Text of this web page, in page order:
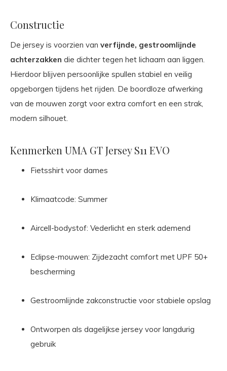
Constructie
De jersey is voorzien van verfijnde, gestroomlijnde
achterzakken die dichter tegen het lichaam aan liggen.
Hierdoor blijven persoonlijke spullen stabiel en veilig
opgeborgen tijdens het rijden. De boordloze afwerking
van de mouwen zorgt voor extra comfort en een strak,
modern silhouet.
Kenmerken UMA GT Jersey S11 EVO
Fietsshirt voor dames
Klimaatcode: Summer
Aircell-bodystof: Vederlicht en sterk ademend
Eclipse-mouwen: Zijdezacht comfort met UPF 50+
bescherming
Gestroomlijnde zakconstructie voor stabiele opslag
Ontworpen als dagelijkse jersey voor langdurig
gebruik